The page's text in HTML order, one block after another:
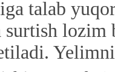
talab
surtish lozim